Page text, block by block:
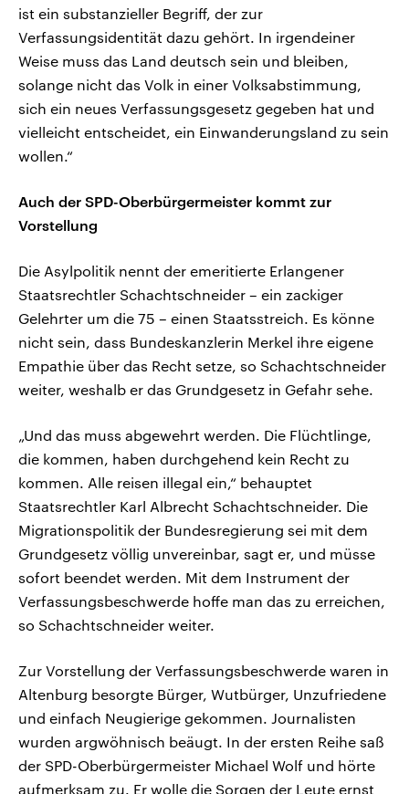
ist ein substanzieller Begriff, der zur
Verfassungsidentität dazu gehört. In irgendeiner
Weise muss das Land deutsch sein und bleiben,
solange nicht das Volk in einer Volksabstimmung,
sich ein neues Verfassungsgesetz gegeben hat und
vielleicht entscheidet, ein Einwanderungsland zu sein
wollen.“
Auch der SPD-Oberbürgermeister kommt zur
Vorstellung
Die Asylpolitik nennt der emeritierte Erlangener
Staatsrechtler Schachtschneider – ein zackiger
Gelehrter um die 75 – einen Staatsstreich. Es könne
nicht sein, dass Bundeskanzlerin Merkel ihre eigene
Empathie über das Recht setze, so Schachtschneider
weiter, weshalb er das Grundgesetz in Gefahr sehe.
„Und das muss abgewehrt werden. Die Flüchtlinge,
die kommen, haben durchgehend kein Recht zu
kommen. Alle reisen illegal ein,“ behauptet
Staatsrechtler Karl Albrecht Schachtschneider. Die
Migrationspolitik der Bundesregierung sei mit dem
Grundgesetz völlig unvereinbar, sagt er, und müsse
sofort beendet werden. Mit dem Instrument der
Verfassungsbeschwerde hoffe man das zu erreichen,
so Schachtschneider weiter.
Zur Vorstellung der Verfassungsbeschwerde waren in
Altenburg besorgte Bürger, Wutbürger, Unzufriedene
und einfach Neugierige gekommen. Journalisten
wurden argwöhnisch beäugt. In der ersten Reihe saß
der SPD-Oberbürgermeister Michael Wolf und hörte
aufmerksam zu. Er wolle die Sorgen der Leute ernst